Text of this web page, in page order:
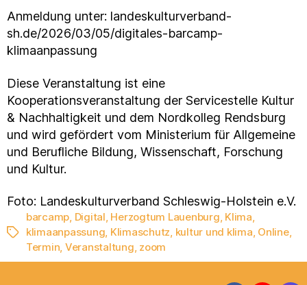
Anmeldung unter: landeskulturverband-
sh.de/2026/03/05/digitales-barcamp-
klimaanpassung
Diese Veranstaltung ist eine
Kooperationsveranstaltung der Servicestelle Kultur
& Nachhaltigkeit und dem Nordkolleg Rendsburg
und wird gefördert vom Ministerium für Allgemeine
und Berufliche Bildung, Wissenschaft, Forschung
und Kultur.
Foto: Landeskulturverband Schleswig-Holstein e.V.
Schlagwörter
barcamp, Digital, Herzogtum Lauenburg, Klima,
klimaanpassung, Klimaschutz, kultur und klima, Online,
Termin, Veranstaltung, zoom